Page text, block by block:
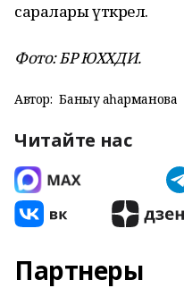
саралары үткәрелә.
Фото: БР ЮХХДИ.
Автор: Баныу Ҡаһарманова
Читайте нас
Партнеры